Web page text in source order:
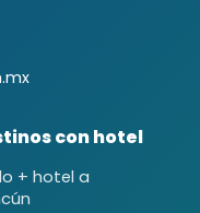
con hotel
+ hotel a